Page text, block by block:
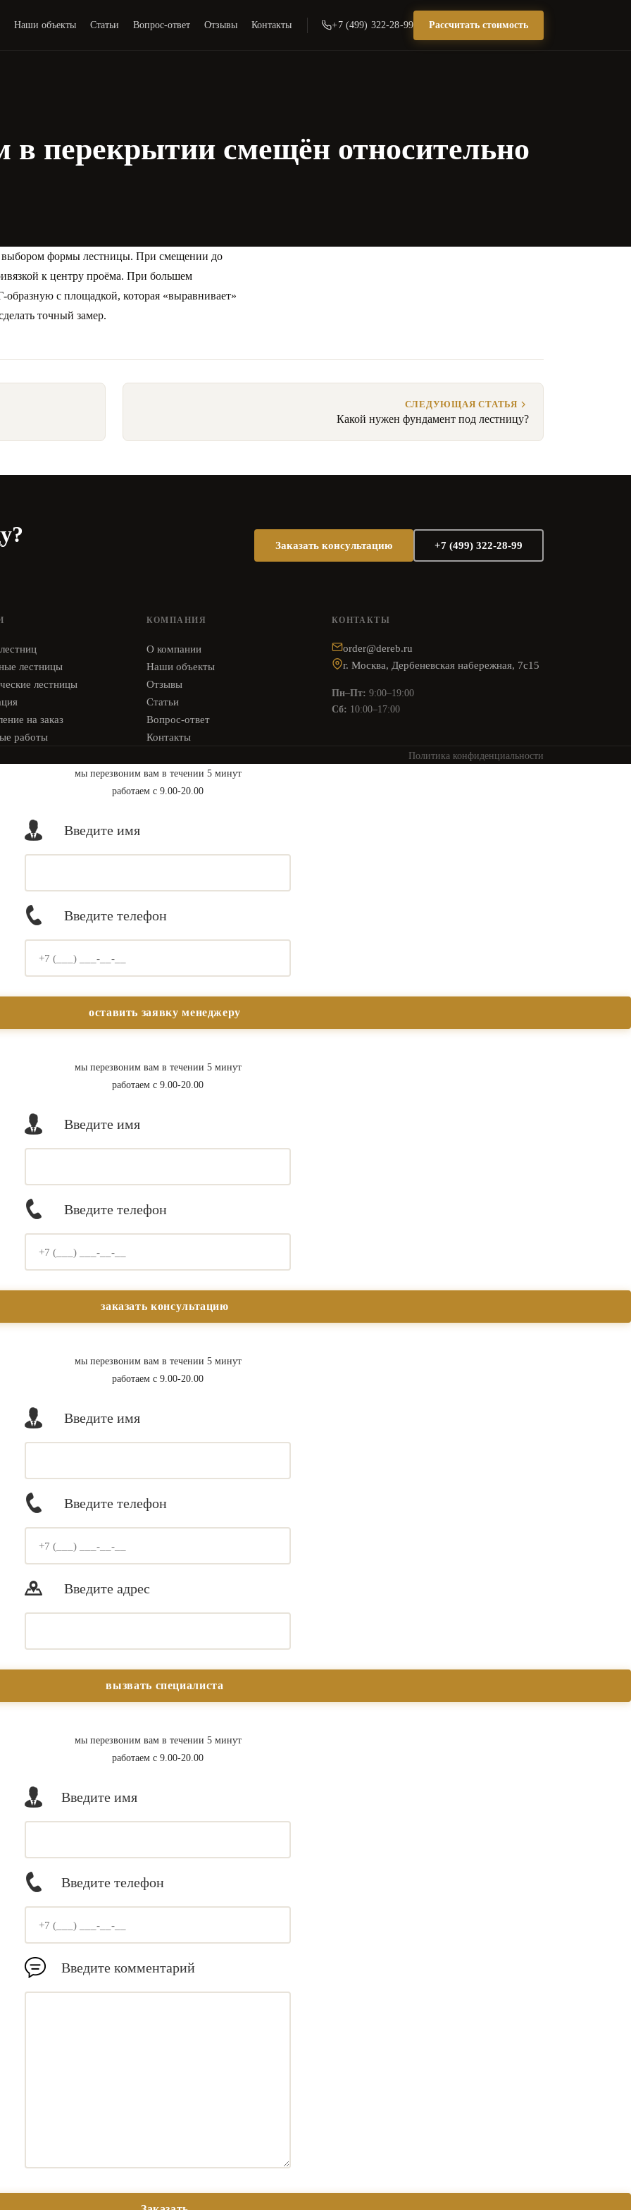
Наши объекты Статьи Вопрос-ответ Отзывы Контакты +7 (499) 322-28-99 Рассчитать стоимость
в перекрытии смещён относительно
выбором формы лестницы. При смещении до
к центру проёма. При большем
с площадкой, которая «выравнивает»
точный замер.
СЛЕДУЮЩАЯ СТАТЬЯ
Какой нужен фундамент под лестницу?
Заказать консультацию +7 (499) 322-28-99
лестницы
лестницы
на заказ
работы
КОМПАНИЯ
О компании
Наши объекты
Отзывы
Статьи
Вопрос-ответ
Контакты
КОНТАКТЫ
order@dereb.ru
г. Москва, Дербеневская набережная, 7с15
Пн–Пт: 9:00–19:00
Сб: 10:00–17:00
Политика конфиденциальности
мы перезвоним вам в течении 5 минут
работаем с 9.00-20.00
Введите имя
Введите телефон
мы перезвоним вам в течении 5 минут
работаем с 9.00-20.00
Введите имя
Введите телефон
мы перезвоним вам в течении 5 минут
работаем с 9.00-20.00
Введите имя
Введите телефон
Введите адрес
мы перезвоним вам в течении 5 минут
работаем с 9.00-20.00
Введите имя
Введите телефон
Введите комментарий